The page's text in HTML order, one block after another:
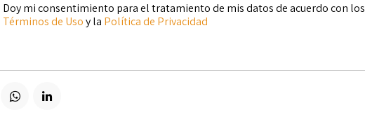
Doy mi consentimiento para el tratamiento de mis datos de acuerdo con los
Términos de Usoy la Política de Privacidad